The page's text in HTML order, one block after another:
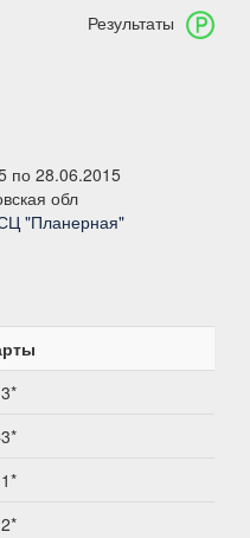
Результаты
по 28.06.2015
обл
"Планерная"